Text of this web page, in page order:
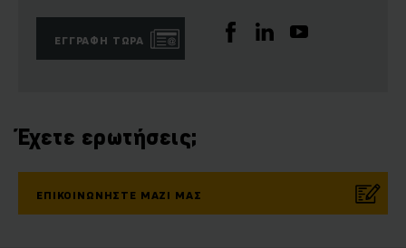
ΕΓΓΡΑΦΉ ΤΏΡΑ
Έχετε ερωτήσεις;
ΕΠΙΚΟΙΝΩΝΉΣΤΕ ΜΑΖΊ ΜΑΣ